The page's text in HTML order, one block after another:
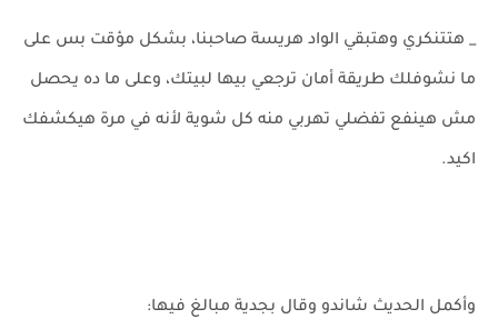
_ هتتنكري وهتبقي الواد هريسة صاحبنا، بشكل مؤقت بس على
ما نشوفلك طريقة أمان ترجعي بيها لبيتك، وعلى ما ده يحصل
مش هينفع تفضلي تهربي منه كل شوية لأنه في مرة هيكشفك
اكيد.
وأكمل الحديث شاندو وقال بجدية مبالغ فيها: